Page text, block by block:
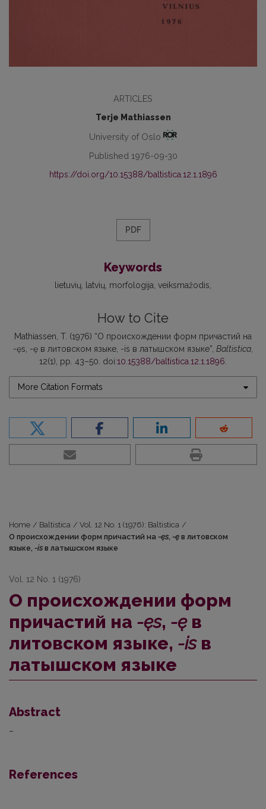
ARTICLES
Terje Mathiassen
University of Oslo
Published 1976-09-30
https://doi.org/10.15388/baltistica.12.1.1896
PDF
Keywords
lietuvių latvių morfologija veiksmažodis
How to Cite
Mathiassen, T. (1976) “О происхождении форм причастий на
-ęs, -ę в литовском языке, -is в латышском языке”, Baltistica
12(1), pp. 43–50. doi:10.15388/baltistica.12.1.1896
More Citation Formats
Home / Baltistica / Vol. 12 No. 1 (1976): Baltistica /
О происхождении форм причастий на -ęs, -ę в литовском
языке, -is в латышском языке
Vol. 12 No. 1 (1976)
О происхождении форм
причастий на -ęs, -ęв
литовском языке, -isв
латышском языке
Abstract
–
References